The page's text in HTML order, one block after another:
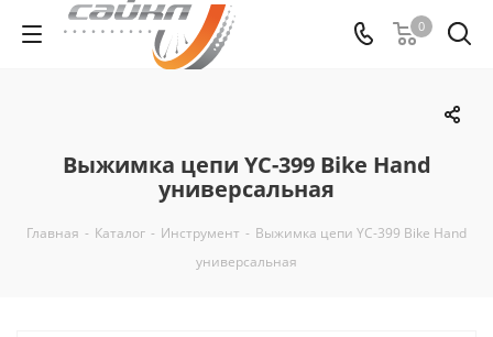
0
Выжимка цепи YC-399 Bike Hand
универсальная
Главная - Каталог - Инструмент - Выжимка цепи YC-399 Bike Hand
универсальная